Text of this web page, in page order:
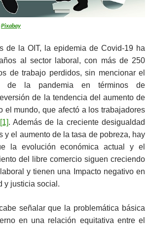
Pixabay
de la OIT, la epidemia de Covid-19 ha
al sector laboral, con más de 250
de trabajo perdidos, sin mencionar el
de la pandemia en términos de
de la tendencia del aumento de
el mundo, que afectó a los trabajadores
[1]. Además de la creciente desigualdad
y el aumento de la tasa de pobreza, hay
la evolución económica actual y el
del libre comercio siguen creciendo
y tienen una Impacto negativo en
y justicia social.
señalar que la problemática básica
en una relación equitativa entre el